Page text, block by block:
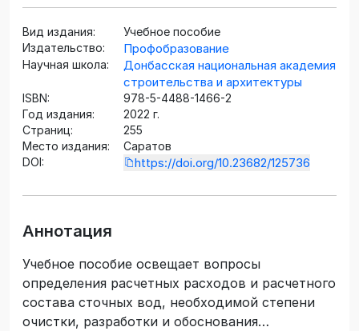
Вид издания:
Учебное пособие
Издательство:
Профобразование
Научная школа:
Донбасская национальная академия
строительства и архитектуры
ISBN:
978-5-4488-1466-2
Год издания:
2022 г.
Страниц:
255
Место издания:
Саратов
DOI:
https://doi.org/10.23682/125736
Аннотация
Учебное пособие освещает вопросы
определения расчетных расходов и расчетного
состава сточных вод, необходимой степени
очистки, разработки и обоснования